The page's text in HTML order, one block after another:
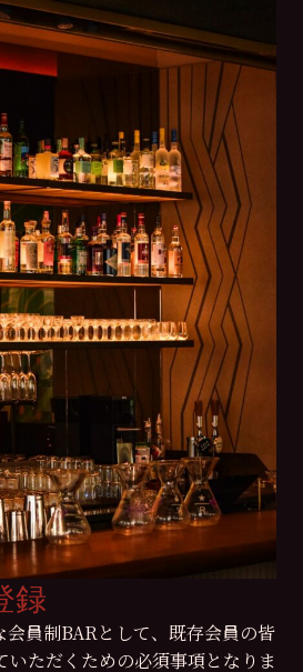
録
会員制BARとして、既存会員の皆
いただくための必須事項となりま